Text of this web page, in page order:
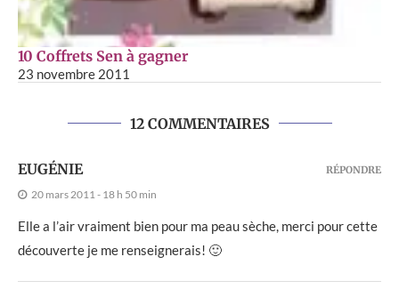
10 Coffrets Sen à gagner
23 novembre 2011
12 COMMENTAIRES
EUGÉNIE
20 mars 2011 - 18 h 50 min
Elle a l’air vraiment bien pour ma peau sèche, merci pour cette
découverte je me renseignerais! 🙂
RÉPONDRE